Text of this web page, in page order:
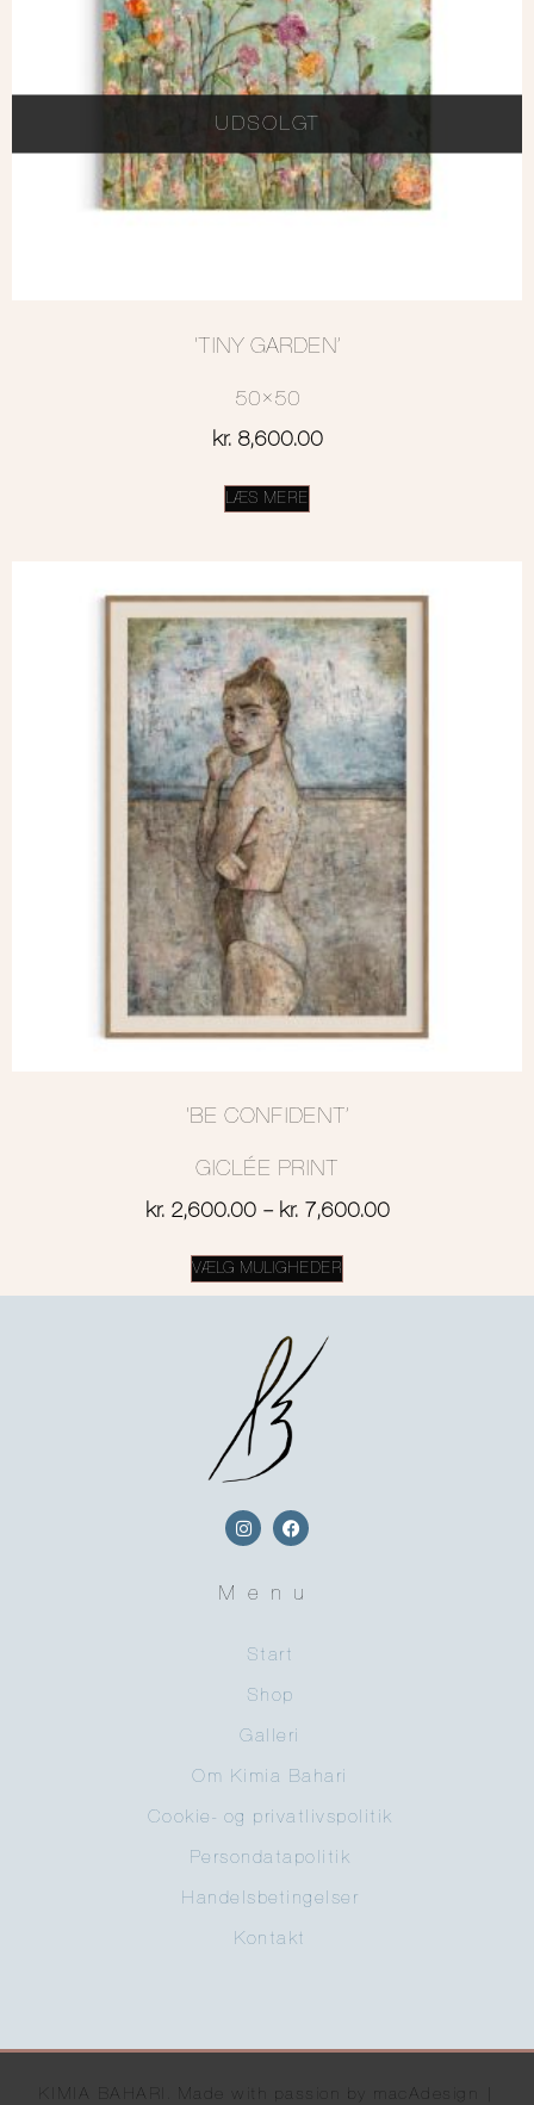
UDSOLGT
‘TINY GARDEN’
50×50
kr.8,600.00
LÆS MERE
‘BE CONFIDENT’
GICLÉE PRINT
kr.2,600.00 – kr.7,600.00
VÆLG MULIGHEDER
Menu
Start
Shop
Galleri
Om Kimia Bahari
Cookie- og privatlivspolitik
Persondatapolitik
Handelsbetingelser
Kontakt
KIMIA BAHARI. Made with passion by macAdesign |